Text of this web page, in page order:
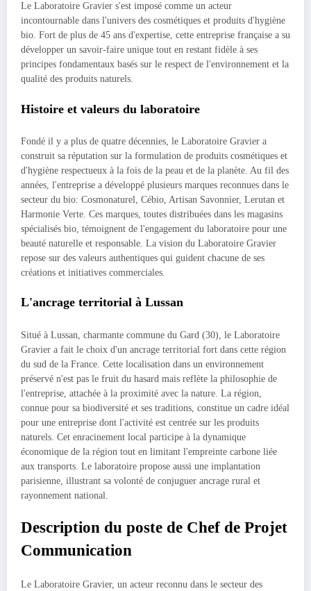
Le Laboratoire Gravier s'est imposé comme un acteur
incontournable dans l'univers des cosmétiques et produits d'hygiène
bio. Fort de plus de 45 ans d'expertise, cette entreprise française a su
développer un savoir-faire unique tout en restant fidèle à ses
principes fondamentaux basés sur le respect de l'environnement et la
qualité des produits naturels.
Histoire et valeurs du laboratoire
Fondé il y a plus de quatre décennies, le Laboratoire Gravier a
construit sa réputation sur la formulation de produits cosmétiques et
d'hygiène respectueux à la fois de la peau et de la planète. Au fil des
années, l'entreprise a développé plusieurs marques reconnues dans le
secteur du bio: Cosmonaturel, Cébio, Artisan Savonnier, Lerutan et
Harmonie Verte. Ces marques, toutes distribuées dans les magasins
spécialisés bio, témoignent de l'engagement du laboratoire pour une
beauté naturelle et responsable. La vision du Laboratoire Gravier
repose sur des valeurs authentiques qui guident chacune de ses
créations et initiatives commerciales.
L'ancrage territorial à Lussan
Situé à Lussan, charmante commune du Gard (30), le Laboratoire
Gravier a fait le choix d'un ancrage territorial fort dans cette région
du sud de la France. Cette localisation dans un environnement
préservé n'est pas le fruit du hasard mais reflète la philosophie de
l'entreprise, attachée à la proximité avec la nature. La région,
connue pour sa biodiversité et ses traditions, constitue un cadre idéal
pour une entreprise dont l'activité est centrée sur les produits
naturels. Cet enracinement local participe à la dynamique
économique de la région tout en limitant l'empreinte carbone liée
aux transports. Le laboratoire propose aussi une implantation
parisienne, illustrant sa volonté de conjuguer ancrage rural et
rayonnement national.
Description du poste de Chef de Projet
Communication
Le Laboratoire Gravier, un acteur reconnu dans le secteur des